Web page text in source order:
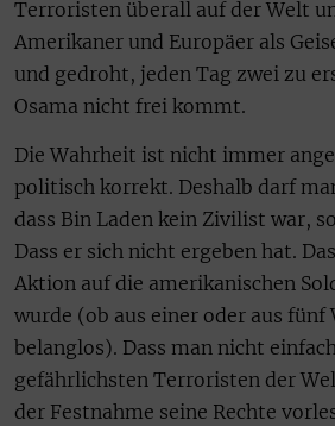
Terroristen überall auf der Welt
Amerikaner und Europäer als
und gedroht, jeden Tag zwei zu
Osama nicht frei kommt.
Die Wahrheit ist nicht immer
politisch korrekt. Deshalb darf
dass Bin Laden kein Zivilist war,
Dass er sich nicht ergeben hat.
Aktion auf die amerikanischen
wurde (ob aus einer oder aus
belanglos). Dass man nicht
gefährlichsten Terroristen der
der Festnahme seine Rechte